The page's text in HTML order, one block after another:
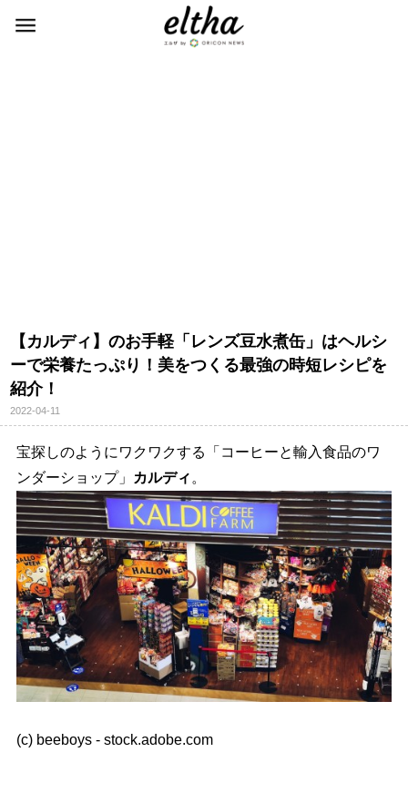
【カルディ】のお手軽「レンズ豆水煮缶」はヘルシ
ーで栄養たっぷり！美をつくる最強の時短レシピを
紹介！
2022-04-11
宝探しのようにワクワクする「コーヒーと輸入食品のワ
ンダーショップ」
カルディ 。
(c) beeboys - stock.adobe.com